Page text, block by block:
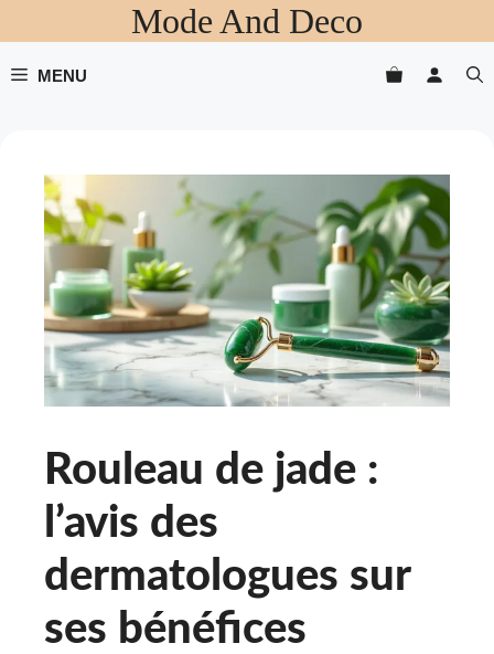
au
contenu
Mode And Deco
MENU
Rouleau de jade :
l’avis des
dermatologues sur
ses bénéfices